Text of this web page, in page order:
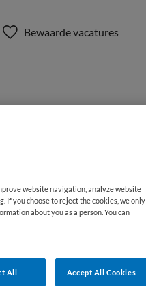
Bewaarde vacatures
website navigation, analyze website
If you choose to reject the cookies, we only
about you as a person. You can
All Accept All Cookies